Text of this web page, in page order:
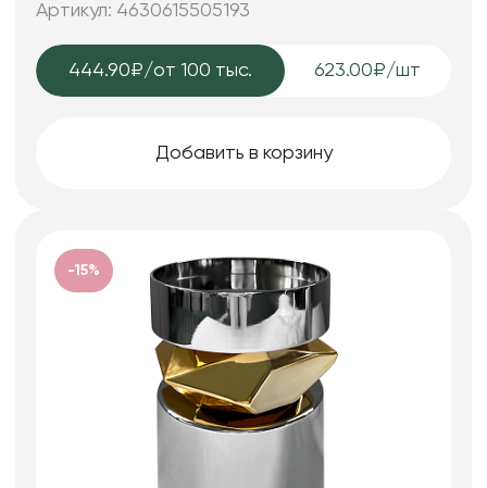
Артикул: 4630615505193
444.90₽/от 100 тыс. 623.00₽/шт
Добавить в корзину
-15%